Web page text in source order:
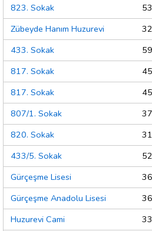
823. Sokak
Zübeyde Hanım Huzurevi
433. Sokak
817. Sokak
817. Sokak
807/1. Sokak
820. Sokak
433/5. Sokak
Gürçeşme Lisesi
Gürçeşme Anadolu Lisesi
Huzurevi Cami